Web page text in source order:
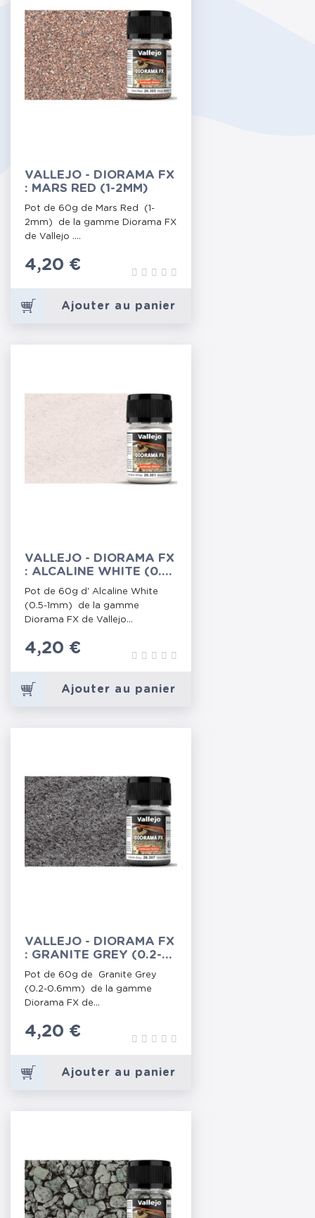
VALLEJO - DIORAMA FX
: MARS RED (1-2MM)
Pot de 60g de Mars Red (1-
2mm) de la gamme Diorama FX
de Vallejo ....
Prix
4,20 €
Ajouter au panier
VALLEJO - DIORAMA FX
: ALCALINE WHITE (0.5-
1MM)
Pot de 60g d' Alcaline White
(0.5-1mm) de la gamme
Diorama FX de Vallejo...
Prix
4,20 €
Ajouter au panier
VALLEJO - DIORAMA FX
: GRANITE GREY (0.2-
0.6MM)
Pot de 60g de Granite Grey
(0.2-0.6mm) de la gamme
Diorama FX de...
Prix
4,20 €
Ajouter au panier